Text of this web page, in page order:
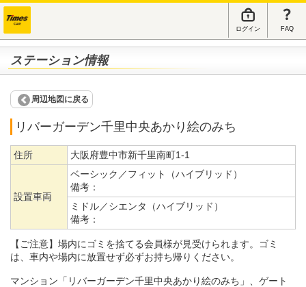
ログイン FAQ
ステーション情報
周辺地図に戻る
リバーガーデン千里中央あかり絵のみち
住所 大阪府豊中市新千里南町1-1
設置車両
ベーシック／フィット（ハイブリッド）
備考：
ミドル／シエンタ（ハイブリッド）
備考：
【ご注意】場内にゴミを捨てる会員様が見受けられます。ゴミ
は、車内や場内に放置せず必ずお持ち帰りください。
マンション「リバーガーデン千里中央あかり絵のみち」、ゲート